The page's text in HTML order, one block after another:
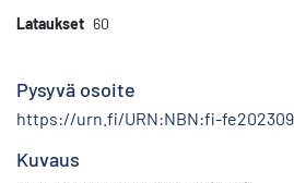
Lataukset 60
Pysyvä osoite
https://urn.fi/URN:NBN:fi-
Kuvaus